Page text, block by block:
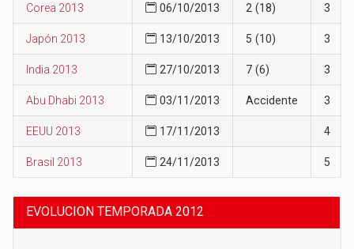
Corea 2013 06/10/2013 2 (18) 3
Japón 2013 13/10/2013 5 (10) 3
India 2013 27/10/2013 7 (6) 3
Abu Dhabi 2013 03/11/2013 Accidente 3
EEUU 2013 17/11/2013 4
Brasil 2013 24/11/2013 5
EVOLUCION TEMPORADA 2012